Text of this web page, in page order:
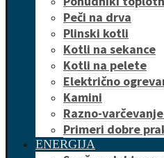
Peči na drva
Plinski kotli
Kotli na sekance
Kotli na pelete
Električno
Kamini
Razno-
Primeri dobre
ENERGIJA